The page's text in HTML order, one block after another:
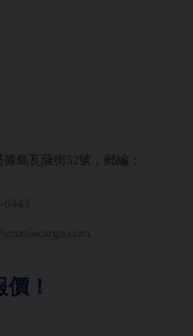
島瓦薩街52號，郵編：
！